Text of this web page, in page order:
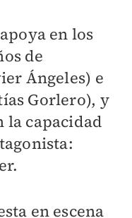
en los
de
Ángeles) e
Gorlero), y
la capacidad
en escena